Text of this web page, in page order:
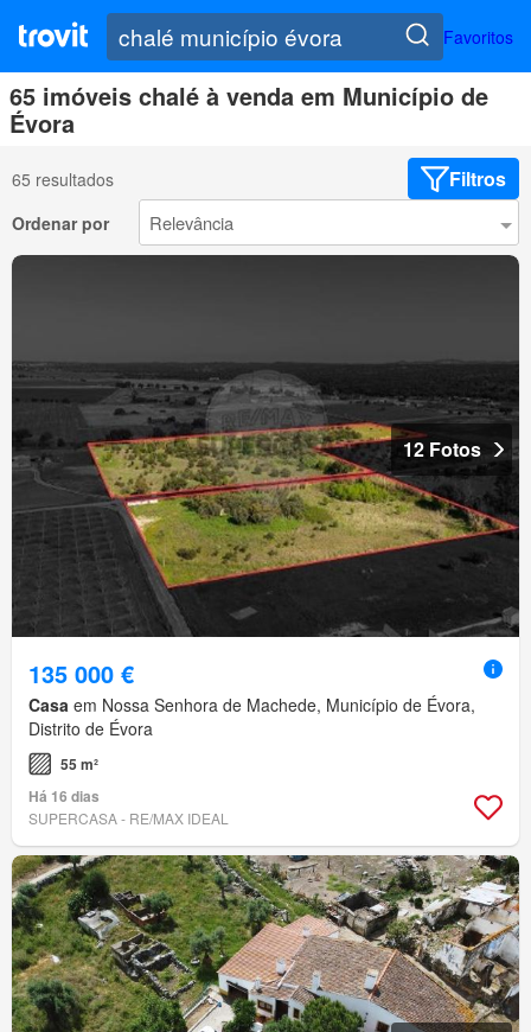
Favoritos
65 imóveis chalé à venda em Município de
Évora
65 resultados Filtros
Ordenar por
12 Fotos
135 000 €
Casa em Nossa Senhora de Machede, Município de Évora,
Distrito de Évora
55 m²
Há 16 dias
SUPERCASA - RE/MAX IDEAL